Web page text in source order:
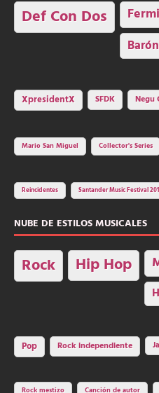
Def Con Dos
XpresidentX SFDK Negu
Mario San Miguel
Collector's Series
Reincidentes Santander Music Festival
NUBE DE ESTILOS MUSICALES
Rock Hip Hop
Pop Rock independiente
Rock mestizo Canción de autor